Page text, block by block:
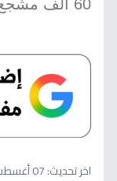
60 ألف مشجع فقط.
اخر تحديث:07 أغسطس 2026 الساعة 11:16 مساءاً